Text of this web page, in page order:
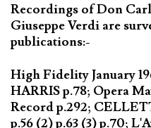
Recordings of Don
Giuseppe Verdi are
publications:-
High Fidelity January
HARRIS p.78; Opera
Record p.292;
p.56 (2) p.63 (3) p.70;